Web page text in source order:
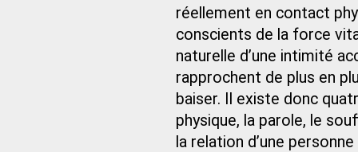
réellement en contact
conscients de la force
naturelle d’une intimité
rapprochent de plus en
baiser. Il existe donc
physique, la parole, le
la relation d’une